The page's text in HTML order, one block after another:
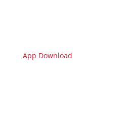
App Download